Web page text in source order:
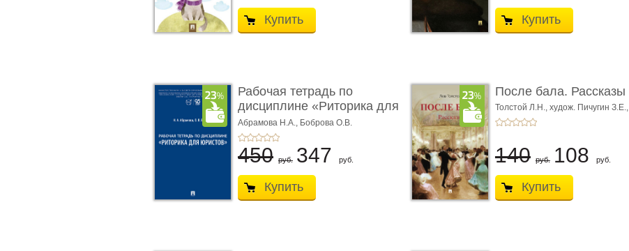
Купить Купить
Рабочая тетрадь по
дисциплине «Риторика для
ю� ...
Абрамова Н.А., Боброва О.В.
450 руб. 347 руб.
Купить
После бала. Рассказы
Толстой Л.Н., худож. Пичугин З.Е.,
Лебедев А.И.,
140 руб. 108 руб.
Купить